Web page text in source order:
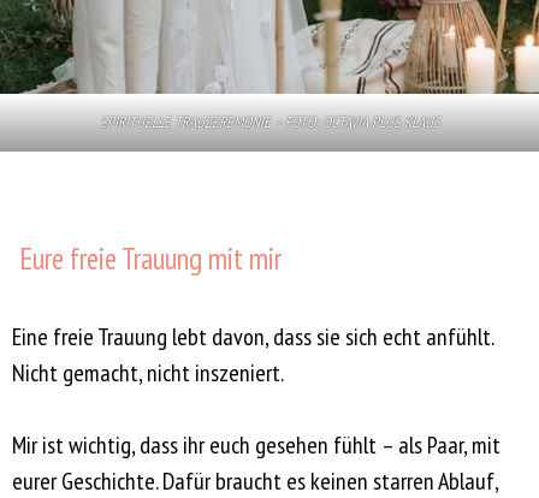
SPIRITUELLE TRAUZEREMONIE – FOTO:OCTAVIA PLUS KLAUS
Eure freie Trauung mit mir
Eine freie Trauung lebt davon, dass sie sich echt anfühlt.
Nicht gemacht, nicht inszeniert.
Mir ist wichtig, dass ihr euch gesehen fühlt – als Paar, mit
eurer Geschichte. Dafür braucht es keinen starren Ablauf,